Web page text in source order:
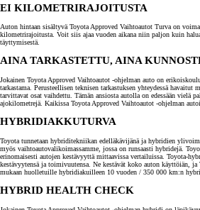
EI KILOMETRIRAJOITUSTA
Auton hintaan sisältyvä Toyota Approved Vaihtoautot Turva on
kilometrirajoitusta. Voit siis ajaa vuoden aikana niin paljon kuin
täyttymisestä.
AINA TARKASTETTU, AINA
Jokainen Toyota Approved Vaihtoautot -ohjelman auto on
tarkastama. Perusteellisen teknisen tarkastuksen yhteydessä
tarvittavat osat vaihdettu. Tämän ansiosta autolla on edessään vielä
ajokilometrejä. Kaikissa Toyota Approved Vaihtoautot -ohjelman
HYBRIDIAKKUTURVA
Toyota tunnetaan hybriditekniikan edelläkävijänä ja hybridien
myös vaihtoautovalikoimassamme, jossa on runsaasti hybridejä.
erinomaisesti autojen kestävyyttä mittaavissa vertailuissa. Toyota-
kestävyytensä ja toimivuutensa. Ne kestävät koko auton käyttöiän,
mukaan huolletuille hybridiakuilleen 10 vuoden / 350 000 km:n
HYBRID HEALTH CHECK